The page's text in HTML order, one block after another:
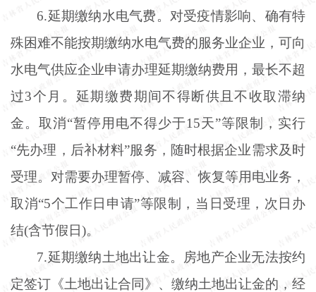
6.延期缴纳水电气费。对受疫情影响、确有特
殊困难不能按期缴纳水电气费的服务业企业，可向
水电气供应企业申请办理延期缴纳费用，最长不超
过3个月。延期缴费期间不得断供且不收取滞纳
金。取消“暂停用电不得少于15天”等限制，实行
“先办理，后补材料”服务，随时根据企业需求及时
受理。对需要办理暂停、减容、恢复等用电业务，
取消“5个工作日申请”等限制，当日受理，次日办
结(含节假日)。
7.延期缴纳土地出让金。房地产企业无法按约
定签订《土地出让合同》、缴纳土地出让金的，经